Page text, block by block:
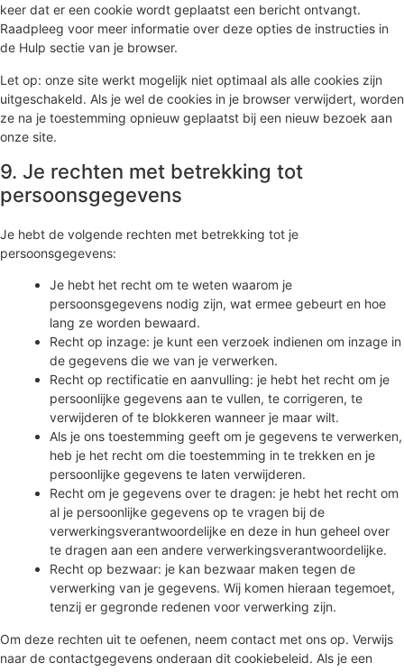
keer dat er een cookie wordt geplaatst een bericht ontvangt.
Raadpleeg voor meer informatie over deze opties de instructies in
de Hulp sectie van je browser.
Let op: onze site werkt mogelijk niet optimaal als alle cookies zijn
uitgeschakeld. Als je wel de cookies in je browser verwijdert, worden
ze na je toestemming opnieuw geplaatst bij een nieuw bezoek aan
onze site.
9. Je rechten met betrekking tot
persoonsgegevens
Je hebt de volgende rechten met betrekking tot je
persoonsgegevens:
Je hebt het recht om te weten waarom je
persoonsgegevens nodig zijn, wat ermee gebeurt en hoe
lang ze worden bewaard.
Recht op inzage: je kunt een verzoek indienen om inzage in
de gegevens die we van je verwerken.
Recht op rectificatie en aanvulling: je hebt het recht om je
persoonlijke gegevens aan te vullen, te corrigeren, te
verwijderen of te blokkeren wanneer je maar wilt.
Als je ons toestemming geeft om je gegevens te verwerken,
heb je het recht om die toestemming in te trekken en je
persoonlijke gegevens te laten verwijderen.
Recht om je gegevens over te dragen: je hebt het recht om
al je persoonlijke gegevens op te vragen bij de
verwerkingsverantwoordelijke en deze in hun geheel over
te dragen aan een andere verwerkingsverantwoordelijke.
Recht op bezwaar: je kan bezwaar maken tegen de
verwerking van je gegevens. Wij komen hieraan tegemoet,
tenzij er gegronde redenen voor verwerking zijn.
Om deze rechten uit te oefenen, neem contact met ons op. Verwijs
naar de contactgegevens onderaan dit cookiebeleid. Als je een